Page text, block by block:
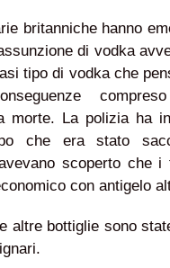
britanniche hanno
di vodka
tipo di vodka che
morte. La polizia ha
che era stato
scoperto che
con antigelo
altre bottiglie sono